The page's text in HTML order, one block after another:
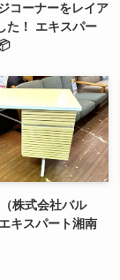
コーナーをレイア
た！ エキスパー
株式会社バル
キスパート湘南